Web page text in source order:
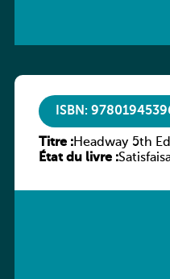
ISBN:
Titre :Headway 5th
Workbook
État du livre :